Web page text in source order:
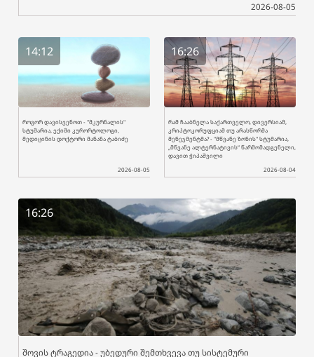
2026-08-05
14:12
როგორ დავისვენოთ - "მკურნალის"
სტუმარია, ექიმი კურორტოლოგი,
მედიცინის დოქტორი მანანა ტაბიძე
2026-08-05
16:26
რამ ჩააბნელა საქართველო, დივერსიამ,
კრიპტოკორუფციამ თუ არასწორმა
მენეჯმენტმა? - "მწვანე ზონის" სტუმარია,
„მწვანე ალტერნატივის“ წარმომადგენელი,
დავით ჭიპაშვილი
2026-08-04
16:26
შოვის ტრაგედია - უბედური შემთხვევა თუ სისტემური